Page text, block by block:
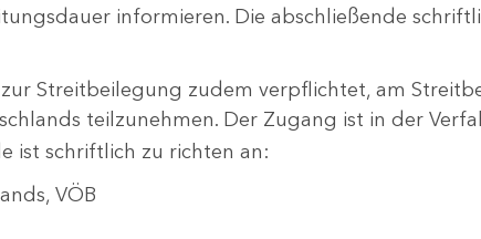
informieren. Die abschließende
Streitbeilegung zudem verpflichtet, am
teilzunehmen. Der Zugang ist in der
ist schriftlich zu richten an:
VÖB